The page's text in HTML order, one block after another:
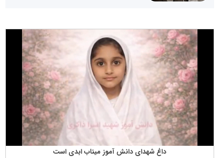
داغ شهدای دانش آموز میناب ابدی است